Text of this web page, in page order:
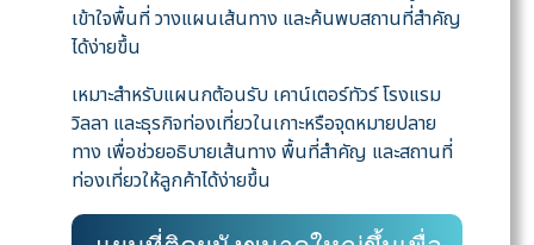
เข้าใจพื้นที่ วางแผนเส้นทาง และค้นพบสถานที่สำคัญ
ได้ง่ายขึ้น
เหมาะสำหรับแผนกต้อนรับ เคาน์เตอร์ทัวร์ โรงแรม
วิลลา และธุรกิจท่องเที่ยวในเกาะหรือจุดหมายปลาย
ทาง เพื่อช่วยอธิบายเส้นทาง พื้นที่สำคัญ และสถานที่
ท่องเที่ยวให้ลูกค้าได้ง่ายขึ้น